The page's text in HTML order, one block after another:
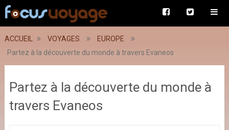
ACCUEIL VOYAGES
EUROPE
Partez à la découverte du monde à travers Evaneos
Partez à la découverte du monde à
travers Evaneos